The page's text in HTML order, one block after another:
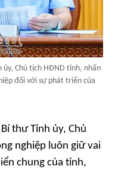
ủy, Chủ tịch HĐND tỉnh, nhấn
đối với sự phát triển của
thư Tỉnh ủy, Chủ
nghiệp luôn giữ vai
chung của tỉnh,